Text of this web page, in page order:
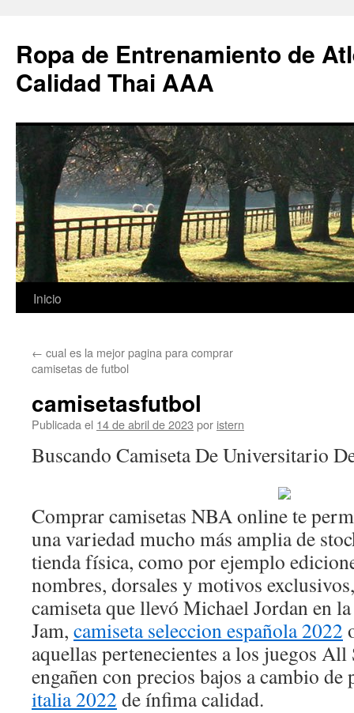
Ropa de Entrenamiento de
Calidad Thai AAA
Saltar
contenido
Inicio
← cual es la mejor pagina para comprar
camisetas de futbol
camisetasfutbol
Publicada el 14 de abril de 2023 por istern
Buscando Camiseta De Universitario
Comprar camisetas NBA online te
una variedad mucho más amplia de
tienda física, como por ejemplo
nombres, dorsales y motivos
camiseta que llevó Michael Jordan en
Jam, camiseta seleccion española 2022
aquellas pertenecientes a los juegos All
engañen con precios bajos a cambio
italia 2022 de ínfima calidad.